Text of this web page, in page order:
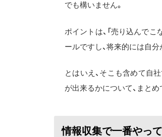
でも構いません。
ポイントは、「売り込んでこ
ールですし、将来的には自
とはいえ、そこも含めて自
が出来るかについて、まとめ
情報収集で一番やっ